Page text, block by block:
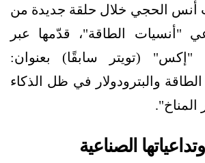
أنس الحجي خلال حلقة جديدة من
"أنسيات الطاقة"، قدّمها عبر
(تويتر سابقًا) بعنوان:
والبترودولار في ظل الذكاء
المناخ".
الصناعية